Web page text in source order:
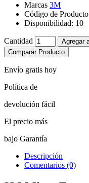
Marcas 3M
Código de
Disponibilidad: 10
Cantidad Agregar
Comparar Producto
Envío gratis hoy
Política de
devolución fácil
El precio más
bajo Garantía
Descripción
Comentarios (0)